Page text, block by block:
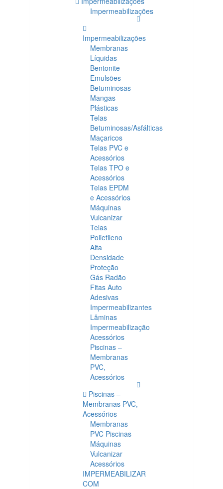
Impermeabilizações
Impermeabilizações
Membranas
Líquidas
Bentonite
Emulsões
Betuminosas
Mangas
Plásticas
Telas
Betuminosas/Asfálticas
Maçaricos
Telas PVC e
Acessórios
Telas TPO e
Acessórios
Telas EPDM
e Acessórios
Máquinas
Vulcanizar
Telas
Polietileno
Alta
Densidade
Proteção
Gás Radão
Fitas Auto
Adesivas
Impermeabilizantes
Lâminas
Impermeabilização
Acessórios
Piscinas –
Membranas
PVC,
Acessórios
Piscinas –
Membranas PVC,
Acessórios
Membranas
PVC Piscinas
Máquinas
Vulcanizar
Acessórios
IMPERMEABILIZAR
COM